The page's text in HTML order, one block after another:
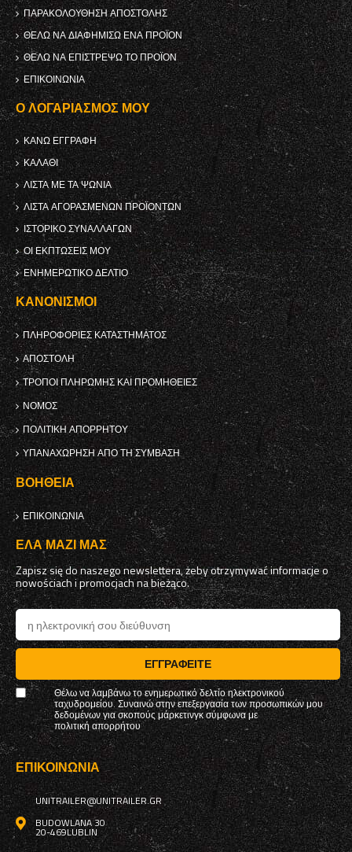
ΠΑΡΑΚΟΛΟΎΘΗΣΗ ΑΠΟΣΤΟΛΉΣ
ΘΈΛΩ ΝΑ ΔΙΑΦΗΜΊΣΩ ΈΝΑ ΠΡΟΪΌΝ
ΘΈΛΩ ΝΑ ΕΠΙΣΤΡΈΨΩ ΤΟ ΠΡΟΪΌΝ
ΕΠΙΚΟΙΝΩΝΊΑ
Ο ΛΟΓΑΡΙΑΣΜΌΣ ΜΟΥ
ΚΑΝΩ ΕΓΓΡΑΦΗ
ΚΑΛΆΘΙ
ΛΊΣΤΑ ΜΕ ΤΑ ΨΏΝΙΑ
ΛΊΣΤΑ ΑΓΟΡΑΣΜΈΝΩΝ ΠΡΟΪΌΝΤΩΝ
ΙΣΤΟΡΙΚΌ ΣΥΝΑΛΛΑΓΏΝ
ΟΙ ΕΚΠΤΏΣΕΙΣ ΜΟΥ
ΕΝΗΜΕΡΩΤΙΚΌ ΔΕΛΤΊΟ
ΚΑΝΟΝΙΣΜΟΊ
ΠΛΗΡΟΦΟΡΊΕΣ ΚΑΤΑΣΤΉΜΑΤΟΣ
ΑΠΟΣΤΟΛΉ
ΤΡΌΠΟΙ ΠΛΗΡΩΜΉΣ ΚΑΙ ΠΡΟΜΉΘΕΙΕΣ
ΝΌΜΟΣ
ΠΟΛΙΤΙΚΉ ΑΠΟΡΡΉΤΟΥ
ΥΠΑΝΑΧΏΡΗΣΗ ΑΠΌ ΤΗ ΣΎΜΒΑΣΗ
ΒΟΉΘΕΙΑ
ΕΠΙΚΟΙΝΩΝΊΑ
ΈΛΑ ΜΑΖΊ ΜΑΣ
Zapisz się do naszego newslettera, żeby otrzymywać informacje o
nowościach i promocjach na bieżąco.
ΕΓΓΡΑΦΕΊΤΕ
Θέλω να λαμβάνω το ενημερωτικό δελτίο ηλεκτρονικού
ταχυδρομείου. Συναινώ στην επεξεργασία των προσωπικών μου
δεδομένων για σκοπούς μάρκετινγκ σύμφωνα με
πολιτική απορρήτου
ΕΠΙΚΟΙΝΩΝΊΑ
UNITRAILER@UNITRAILER.GR
BUDOWLANA 30
20-469LUBLIN